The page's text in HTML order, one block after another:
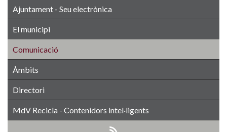
Ajuntament - Seu electrònica
El municipi
Comunicació
Àmbits
Directori
MdV Recicla - Contenidors intel·ligents